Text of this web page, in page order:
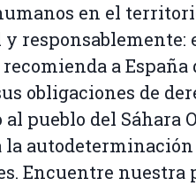
en el
responsablemente:
a España
obligaciones de
pueblo del Sáhara
Encuentre nuestra